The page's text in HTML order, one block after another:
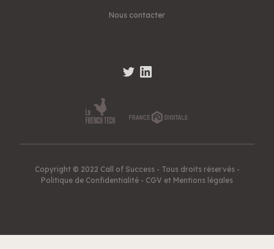
Nous contacter
Copyright © 2022 Call of Success - Tous droits réservés -
Politique de Confidentialité - CGV et Mentions légales